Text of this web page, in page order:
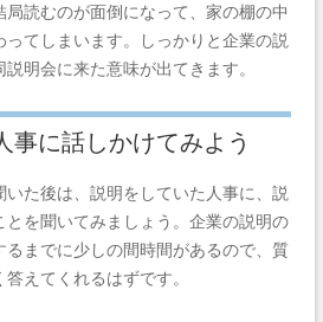
読むのが面倒になって、家の棚の中
てしまいます。しっかりと企業の説
明会に来た意味が出てきます。
事に話しかけてみよう
た後は、説明をしていた人事に、説
とを聞いてみましょう。企業の説明の
までに少しの間時間があるので、質
えてくれるはずです。